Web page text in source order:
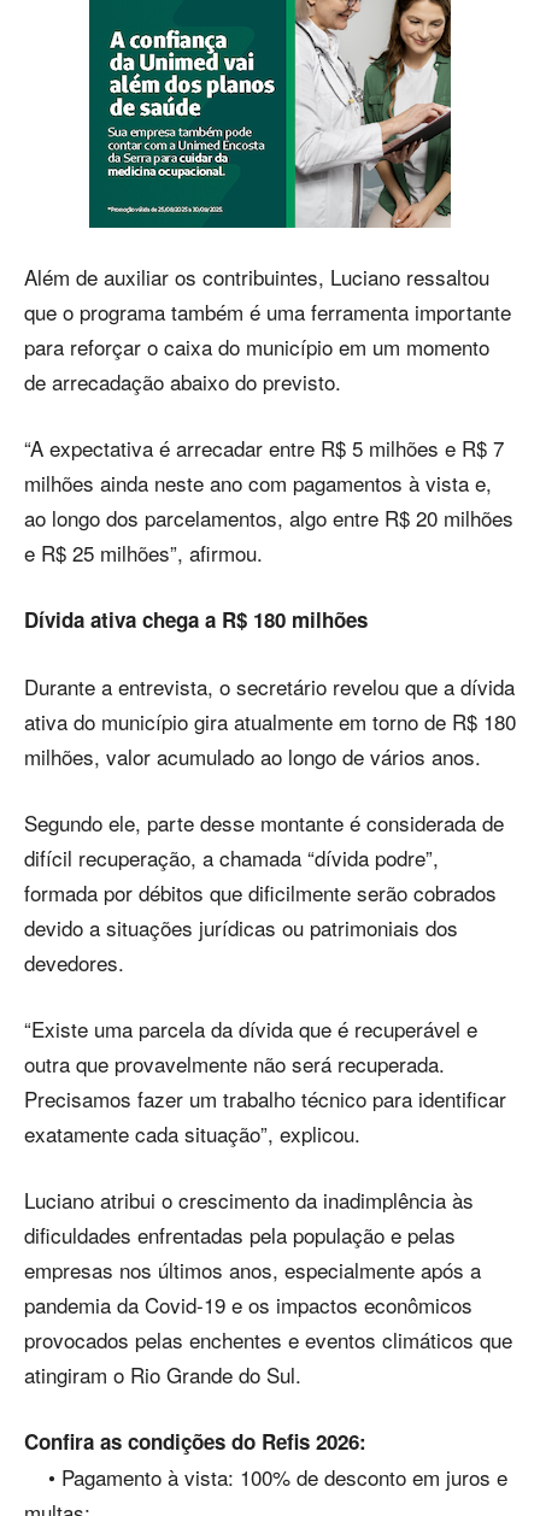
Além de auxiliar os contribuintes, Luciano ressaltou
que o programa também é uma ferramenta importante
para reforçar o caixa do município em um momento
de arrecadação abaixo do previsto.
“A expectativa é arrecadar entre R$ 5 milhões e R$ 7
milhões ainda neste ano com pagamentos à vista e,
ao longo dos parcelamentos, algo entre R$ 20 milhões
e R$ 25 milhões”, afirmou.
Dívida ativa chega a R$ 180 milhões
Durante a entrevista, o secretário revelou que a dívida
ativa do município gira atualmente em torno de R$ 180
milhões, valor acumulado ao longo de vários anos.
Segundo ele, parte desse montante é considerada de
difícil recuperação, a chamada “dívida podre”,
formada por débitos que dificilmente serão cobrados
devido a situações jurídicas ou patrimoniais dos
devedores.
“Existe uma parcela da dívida que é recuperável e
outra que provavelmente não será recuperada.
Precisamos fazer um trabalho técnico para identificar
exatamente cada situação”, explicou.
Luciano atribui o crescimento da inadimplência às
dificuldades enfrentadas pela população e pelas
empresas nos últimos anos, especialmente após a
pandemia da Covid-19 e os impactos econômicos
provocados pelas enchentes e eventos climáticos que
atingiram o Rio Grande do Sul.
Confira as condições do Refis 2026:
• Pagamento à vista: 100% de desconto em juros e